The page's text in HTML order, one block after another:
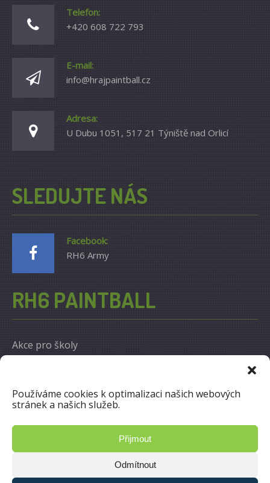
Používáme cookies k optimalizaci našich webových
stránek a našich služeb.
Přijmout
Odmítnout
Telefon:
+420 608 722 793
E-mail:
info@hrajpaintball.cz
Adresa:
U Dubu 1051, 517 21 Týniště nad Orlicí
SLEDUJTE NÁS
Facebook:
RH6 Army
RH6 PAINTBALL
Akce pro školy
Akce pro firmy
12.2.2017
Otevřené hry